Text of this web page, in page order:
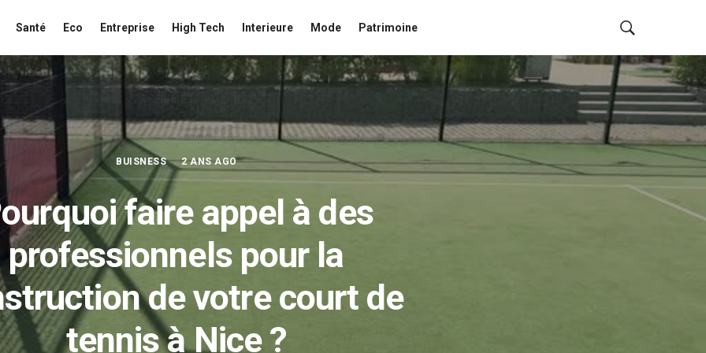
Santé Eco Entreprise High Tech Interieure Mode Patrimoine
BUISNESS 2 ANS AGO
faire appel à des
professionnels pour la
de votre court de
tennis à Nice ?